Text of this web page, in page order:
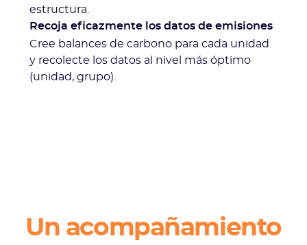
estructura.
Recoja eficazmente los datos de emisiones
Cree balances de carbono para cada unidad
y recolecte los datos al nivel más óptimo
(unidad, grupo).
Un acompañamiento